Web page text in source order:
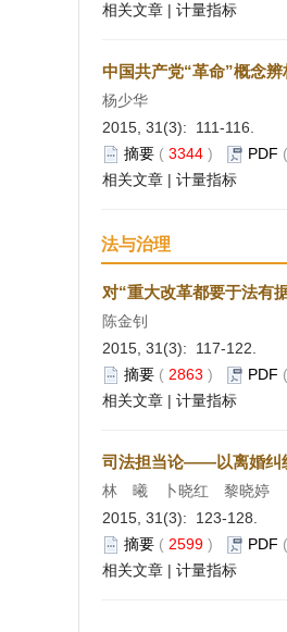
相关文章 | 计量指标
中国共产党“革命”概念
杨少华
2015, 31(3): 111-116.
摘要 ( 3344 ) PDF
相关文章 | 计量指标
法与治理
对“重大改革都要于法有
陈金钊
2015, 31(3): 117-122.
摘要 ( 2863 ) PDF
相关文章 | 计量指标
司法担当论——以离婚纠
林 曦 卜晓红 黎晓婷
2015, 31(3): 123-128.
摘要 ( 2599 ) PDF
相关文章 | 计量指标